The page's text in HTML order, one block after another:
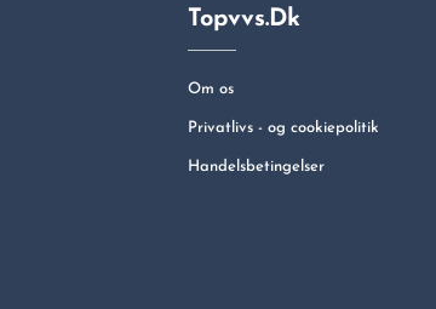
Topvvs.dk
Om os
Privatlivs - og cookiepolitik
Handelsbetingelser